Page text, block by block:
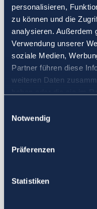
personalisieren,
zu können und die
analysieren. Außerdem
Verwendung unserer
soziale Medien,
Partner führen diese
weiteren Daten
Notwendig
Präferenzen
Statistiken